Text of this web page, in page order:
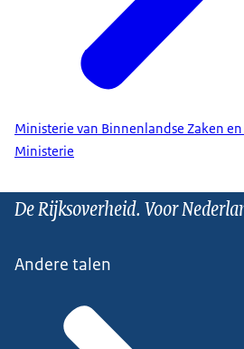
Ministerie van Binnenlandse Zaken
Ministerie
De Rijksoverheid. Voor
Andere talen